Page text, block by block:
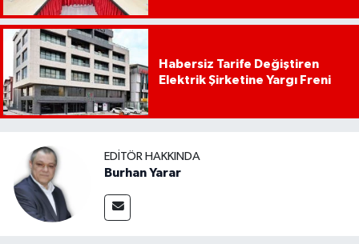
Habersiz Tarife Değiştiren
Elektrik Şirketine Yargı Freni
EDITÖR HAKKINDA
Burhan Yarar